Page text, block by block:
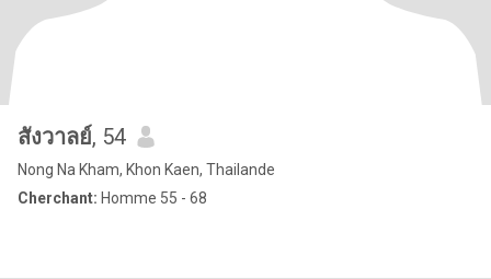
สังวาลย์, 54
Nong Na Kham, Khon Kaen, Thailande
Cherchant: Homme 55 - 68